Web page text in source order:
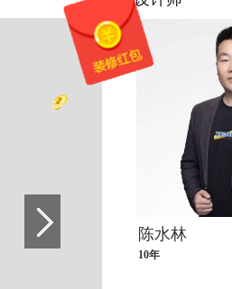
陈水林
10年